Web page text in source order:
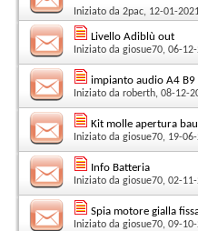
Iniziato da 2pac, 12-01-
Livello Adiblù out
Iniziato da giosue70, 06-
impianto audio A4 B9
Iniziato da roberth, 08-12-
Kit molle apertura
Iniziato da giosue70, 19-
Info Batteria
Iniziato da giosue70, 02-
Spia motore gialla
Iniziato da giosue70, 09-